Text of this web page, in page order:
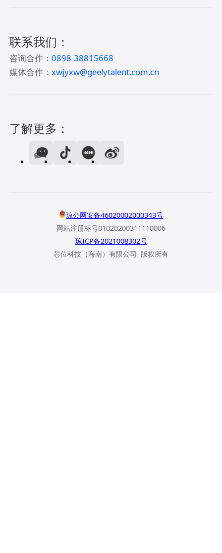
联系我们：
咨询合作：0898-38815668
媒体合作：xwjyxw@geelytalent.com.cn
了解更多：
琼公网安备46020002000343号
网站注册标号01020200311110006
琼ICP备2021008302号
芯位科技（海南）有限公司 版权所有